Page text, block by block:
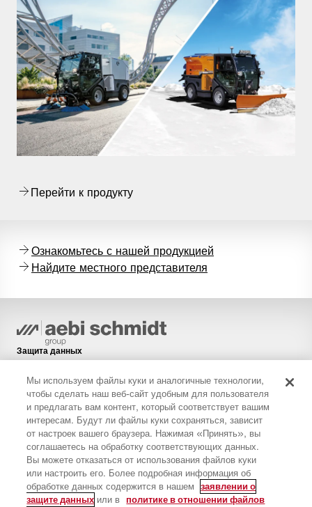
Перейти к продукту
Ознакомьтесь с нашей продукцией
Найдите местного представителя
Защита данных
Правовая информация
Ограничение ответственности
Рассылка новостей
Запасные части
Калькулятор CO₂
Мы используем файлы куки и аналогичные технологии,
чтобы сделать наш веб-сайт удобным для пользователя
и предлагать вам контент, который соответствует вашим
интересам. Будут ли файлы куки сохраняться, зависит
от настроек вашего браузера. Нажимая «Принять», вы
соглашаетесь на обработку соответствующих данных.
Вы можете отказаться от использования файлов куки
или настроить его. Более подробная информация об
обработке данных содержится в нашем заявлении о
защите данных или в политике в отношении файлов